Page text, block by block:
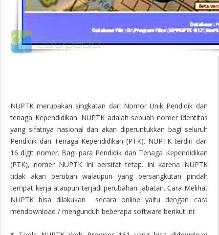
NUPTK merupakan singkatan dari Nomor Unik Pendidik dan
tenaga Kependidikan. NUPTK adalah sebuah nomer identitas
yang sifatnya nasional dan akan diperuntukkan bagi seluruh
Pendidik dan Tenaga Kependidikan (PTK). NUPTK terdiri dari
16 digit nomer. Bagi para Pendidik dan Tenaga Kependidikan
(PTK), nomer NUPTK ini bersifat tetap. Ini karena NUPTK
tidak akan berubah walaupun yang bersangkutan pindah
tempat kerja ataupun terjadi perubahan jabatan. Cara Melihat
NUPTK bisa dilakukan secara online yaitu dengan cara
mendownload / mengunduh beberapa software berikut ini: